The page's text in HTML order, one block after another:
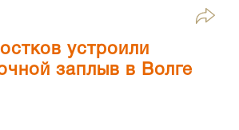
устроили
заплыв в Волге